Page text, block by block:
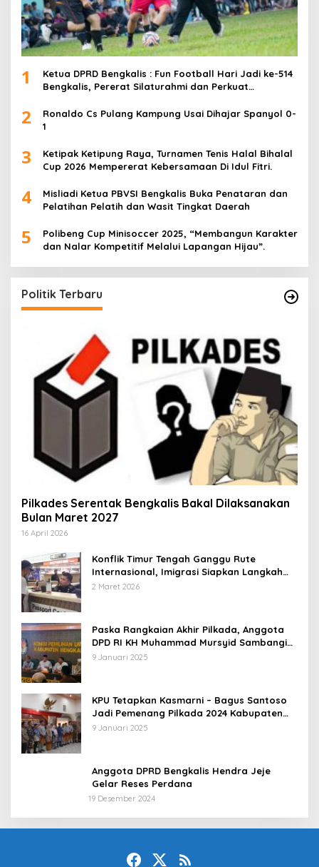
1
Ketua DPRD Bengkalis : Fun Football Hari Jadi ke-514
Bengkalis, Pererat Silaturahmi dan Perkuat
2
Ronaldo Cs Pulang Kampung Usai Dihajar Spanyol 0-
1
3
Ketipak Ketipung Raya, Turnamen Tenis Halal Bihalal
Cup 2026 Mempererat Kebersamaan Di Idul Fitri.
4
Misliadi Ketua PBVSI Bengkalis Buka Penataran dan
Pelatihan Pelatih dan Wasit Tingkat Daerah
5
Polibeng Cup Minisoccer 2025, “Membangun Karakter
dan Nalar Kompetitif Melalui Lapangan Hijau”.
Politik Terbaru
Pilkades Serentak Bengkalis Bakal Dilaksanakan
Bulan Maret 2027
16 April 2026
Konflik Timur Tengah Ganggu Rute
Internasional, Imigrasi Siapkan Langkah
Antisipatif
2 Maret 2026
Paska Rangkaian Akhir Pilkada, Anggota
DPD RI KH Muhammad Mursyid Sambangi
KPU Bengkalis
9 Januari 2025
KPU Tetapkan Kasmarni – Bagus Santoso
Jadi Pemenang Pilkada 2024 Kabupaten
Bengkalis
9 Januari 2025
Anggota DPRD Bengkalis Hendra Jeje
Gelar Reses Perdana
19 Desember 2024